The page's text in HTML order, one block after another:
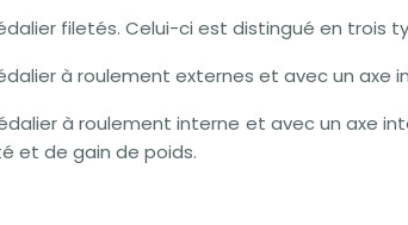
filetés. Celui-ci est distingué en trois
à roulement externes et avec un axe
à roulement interne et avec un axe
et de gain de poids.